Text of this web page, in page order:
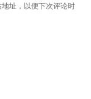
址，以便下次评论时